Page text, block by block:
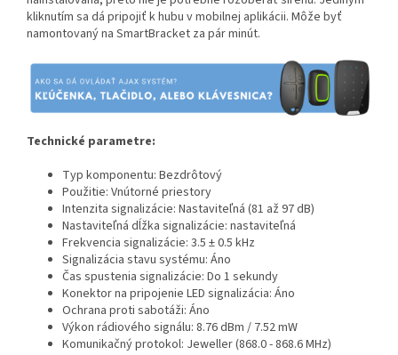
kliknutím sa dá pripojiť k hubu v mobilnej aplikácii. Môže byť
namontovaný na SmartBracket za pár minút.
Technické parametre:
Typ komponentu: Bezdrôtový
Použitie: Vnútorné priestory
Intenzita signalizácie: Nastaviteľná (81 až 97 dB)
Nastaviteľná dĺžka signalizácie: nastaviteľná
Frekvencia signalizácie: 3.5 ± 0.5 kHz
Signalizácia stavu systému: Áno
Čas spustenia signalizácie: Do 1 sekundy
Konektor na pripojenie LED signalizácia: Áno
Ochrana proti sabotáži: Áno
Výkon rádiového signálu: 8.76 dBm / 7.52 mW
Komunikačný protokol: Jeweller (868.0 - 868.6 MHz)